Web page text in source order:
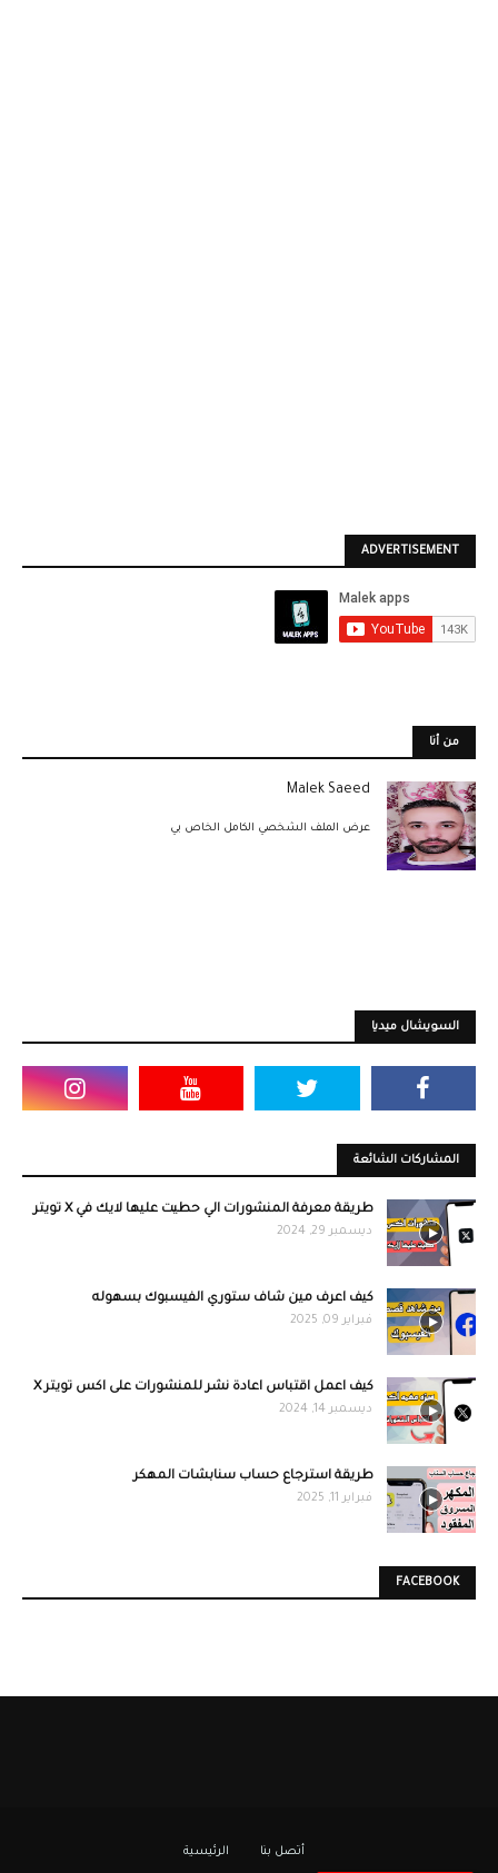
ADVERTISEMENT
من أنا
Malek Saeed
عرض الملف الشخصي الكامل الخاص بي
السويشال ميديا
المشاركات الشائعة
طريقة معرفة المنشورات الي حطيت عليها لايك في X تويتر
ديسمبر 29, 2024
كيف اعرف مين شاف ستوري الفيسبوك بسهوله
فبراير 09, 2025
كيف اعمل اقتباس اعادة نشر للمنشورات على اكس تويتر X
ديسمبر 14, 2024
طريقة استرجاع حساب سنابشات المهكر
فبراير 11, 2025
FACEBOOK
أتصل بنا الرئيسية